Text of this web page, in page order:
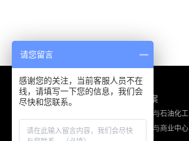
产品中心
摩托罗拉产品
解决方案
工厂企业与石油化工
酒店宾馆与商业中心
请您留言
感谢您的关注，当前客服人员不在
线，请填写一下您的信息，我们会
尽快和您联系。